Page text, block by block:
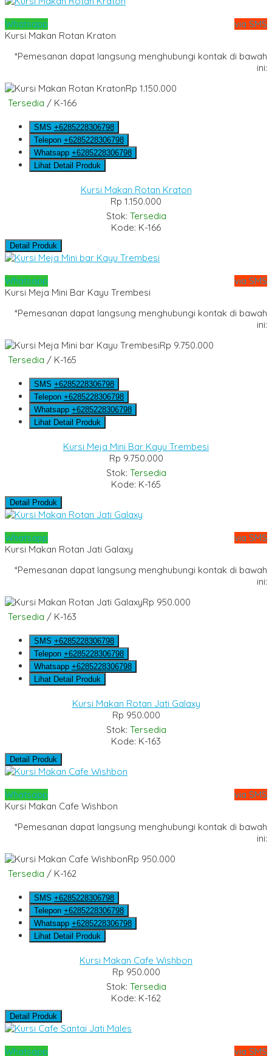
Whatsapp
via SMS
Kursi Makan Rotan Kraton
*Pemesanan dapat langsung menghubungi kontak di bawah
ini:
Rp 1.150.000
Tersedia / K-166
SMS +6285228306798
Telepon +6285228306798
Whatsapp +6285228306798
Lihat Detail Produk
Kursi Makan Rotan Kraton
Rp 1.150.000
Stok: Tersedia
Kode: K-166
Detail Produk
Whatsapp
via SMS
Kursi Meja Mini Bar Kayu Trembesi
*Pemesanan dapat langsung menghubungi kontak di bawah
ini:
Rp 9.750.000
Tersedia / K-165
SMS +6285228306798
Telepon +6285228306798
Whatsapp +6285228306798
Lihat Detail Produk
Kursi Meja Mini Bar Kayu Trembesi
Rp 9.750.000
Stok: Tersedia
Kode: K-165
Detail Produk
Whatsapp
via SMS
Kursi Makan Rotan Jati Galaxy
*Pemesanan dapat langsung menghubungi kontak di bawah
ini:
Rp 950.000
Tersedia / K-163
SMS +6285228306798
Telepon +6285228306798
Whatsapp +6285228306798
Lihat Detail Produk
Kursi Makan Rotan Jati Galaxy
Rp 950.000
Stok: Tersedia
Kode: K-163
Detail Produk
Whatsapp
via SMS
Kursi Makan Cafe Wishbon
*Pemesanan dapat langsung menghubungi kontak di bawah
ini:
Rp 950.000
Tersedia / K-162
SMS +6285228306798
Telepon +6285228306798
Whatsapp +6285228306798
Lihat Detail Produk
Kursi Makan Cafe Wishbon
Rp 950.000
Stok: Tersedia
Kode: K-162
Detail Produk
Whatsapp via SMS